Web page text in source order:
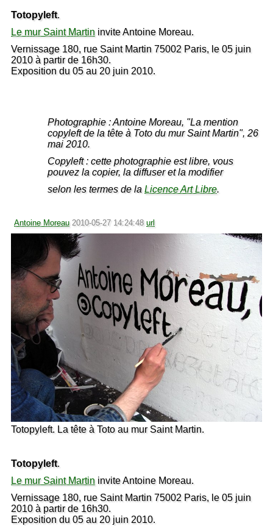
Totopyleft.
Le mur Saint Martin invite Antoine Moreau.
Vernissage 180, rue Saint Martin 75002 Paris, le 05 juin
2010 à partir de 16h30.
Exposition du 05 au 20 juin 2010.
Photographie : Antoine Moreau, "La mention
copyleft de la tête à Toto du mur Saint Martin", 26
mai 2010.
Copyleft : cette photographie est libre, vous
pouvez la copier, la diffuser et la modifier
selon les termes de laLicence Art Libre.
Antoine Moreau 2010-05-27 14:24:48 url
Totopyleft. La tête à Toto au mur Saint Martin.
Totopyleft.
Le mur Saint Martin invite Antoine Moreau.
Vernissage 180, rue Saint Martin 75002 Paris, le 05 juin
2010 à partir de 16h30.
Exposition du 05 au 20 juin 2010.